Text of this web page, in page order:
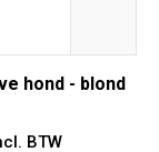
hond - blond
BTW